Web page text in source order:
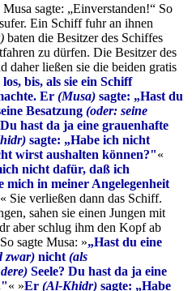
Musa sagte: „Einverstanden!“ So
Ein Schiff fuhr an ihnen
baten die Besitzer des Schiffes
zu dürfen. Die Besitzer des
daher ließen sie die beiden gratis
bis, als sie ein Schiff
Er (Musa) sagte: „Hast du
Besatzung (oder: seine
hast da ja eine grauenhafte
sagte: „Habe ich nicht
wirst aushalten können?"«
nicht dafür, daß ich
mich in meiner Angelegenheit
« Sie verließen dann das Schiff.
sahen sie einen Jungen mit
aber schlug ihm den Kopf ab
sagte Musa: »„Hast du eine
zwar) nicht (als
Seele? Du hast da ja eine
« »Er (Al-Khidr) sagte: „Habe